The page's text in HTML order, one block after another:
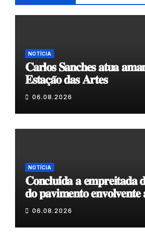
NOTÍCIA
𝐂𝐚𝐫𝐥𝐨𝐬 𝐒𝐚𝐧𝐜𝐡𝐞𝐬 𝐚𝐭𝐮𝐚
𝐄𝐬𝐭𝐚𝐜̧𝐚̃𝐨 𝐝𝐚𝐬 𝐀𝐫𝐭𝐞𝐬
06.08.2026
NOTÍCIA
𝐂𝐨𝐧𝐜𝐥𝐮𝐢́𝐝𝐚 𝐚 𝐞𝐦𝐩𝐫𝐞𝐢𝐭𝐚𝐝𝐚
𝐝𝐨 𝐩𝐚𝐯𝐢𝐦𝐞𝐧𝐭𝐨 𝐞𝐧𝐯𝐨𝐥𝐯𝐞𝐧𝐭𝐞
𝐂𝐨𝐯𝐚𝐬
06.08.2026